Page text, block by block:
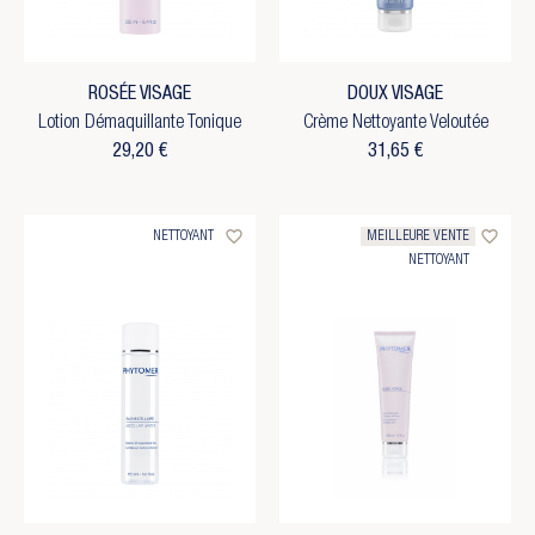
ROSÉE VISAGE
Lotion Démaquillante Tonique
29,20 €
DOUX VISAGE
Crème Nettoyante Veloutée
31,65 €
NETTOYANT favorite_border
MEILLEURE VENTE
NETTOYANT
favorite_border